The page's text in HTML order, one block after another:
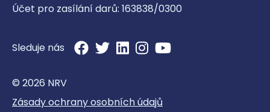
Účet pro zasílání darů: 163838/0300
Sleduje nás
© 2026 NRV
Zásady ochrany osobních údajů